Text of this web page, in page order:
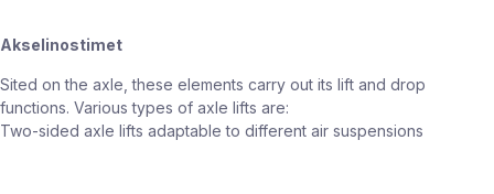
Akselinostimet
Sited on the axle, these elements carry out its lift and drop
functions. Various types of axle lifts are:
Two-sided axle lifts adaptable to different air suspensions